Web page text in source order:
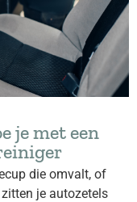
je met een
die omvalt, of
je autozetels